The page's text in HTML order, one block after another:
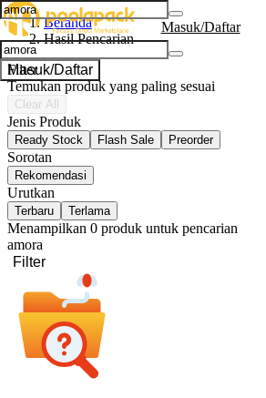
Masuk/Daftar
Masuk/Daftar
Beranda
Hasil Pencarian
Filter
Temukan produk yang paling sesuai
Clear All
Jenis Produk
Ready Stock Flash Sale Preorder
Sorotan
Rekomendasi
Urutkan
Terbaru Terlama
Menampilkan 0 produk untuk pencarian
amora
Filter